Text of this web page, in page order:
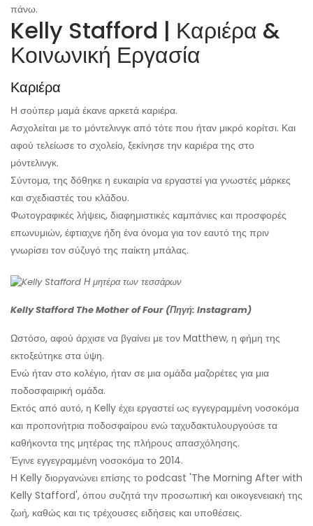
πάνω.
Kelly Stafford | Καριέρα &
Κοινωνική Εργασία
Καριέρα
Η σούπερ μαμά έκανε αρκετά καριέρα.
Ασχολείται με το μόντελινγκ από τότε που ήταν μικρό κορίτσι. Και
αφού τελείωσε το σχολείο, ξεκίνησε την καριέρα της στο
μόντελινγκ.
Σύντομα, της δόθηκε η ευκαιρία να εργαστεί για γνωστές μάρκες
και σχεδιαστές του κλάδου.
Φωτογραφικές λήψεις, διαφημιστικές καμπάνιες και προσφορές
επωνυμιών, έφτιαχνε ήδη ένα όνομα για τον εαυτό της πριν
γνωρίσει τον σύζυγό της παίκτη μπάλας.
Kelly Stafford The Mother of Four (Πηγή: Instagram)
Ωστόσο, αφού άρχισε να βγαίνει με τον Matthew, η φήμη της
εκτοξεύτηκε στα ύψη.
Ενώ ήταν στο κολέγιο, ήταν σε μια ομάδα μαζορέτες για μια
ποδοσφαιρική ομάδα.
Εκτός από αυτό, η Kelly έχει εργαστεί ως εγγεγραμμένη νοσοκόμα
και προπονήτρια ποδοσφαίρου ενώ ταχυδακτυλουργούσε τα
καθήκοντα της μητέρας της πλήρους απασχόλησης.
Έγινε εγγεγραμμένη νοσοκόμα το 2014.
Η Kelly διοργανώνει επίσης το podcast 'The Morning After with
Kelly Stafford', όπου συζητά την προσωπική και οικογενειακή της
ζωή, καθώς και τις τρέχουσες ειδήσεις και υποθέσεις.